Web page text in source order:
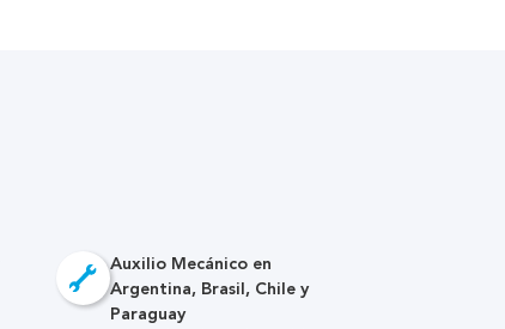
Auxilio Mecánico en
Argentina, Brasil, Chile y
Paraguay